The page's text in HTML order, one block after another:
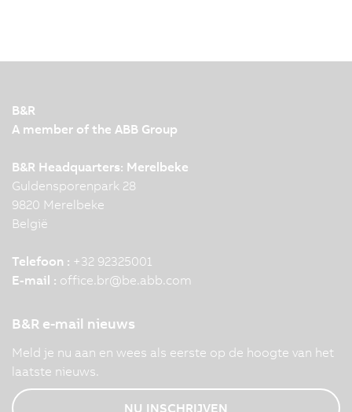
B&R
A member of the ABB Group
B&R Headquarters: Merelbeke
Guldensporenpark 28
9820 Merelbeke
België
Telefoon : +32 92325001
E-mail : office.br@be.abb.com
B&R e-mail nieuws
Meld je nu aan en wees als eerste op de hoogte van het
laatste nieuws.
NU INSCHRIJVEN